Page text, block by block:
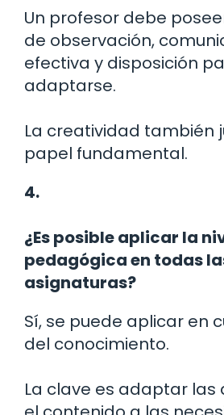
Un profesor debe
de observación,
efectiva y disposición
adaptarse.
La creatividad también
papel fundamental.
4.
¿Es posible aplicar la
pedagógica en todas
asignaturas?
Sí, se puede aplicar en
del conocimiento.
La clave es adaptar las